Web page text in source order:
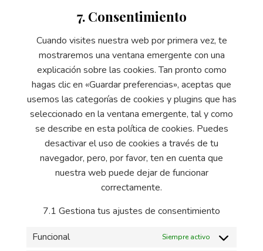
7. Consentimiento
Cuando visites nuestra web por primera vez, te
mostraremos una ventana emergente con una
explicación sobre las cookies. Tan pronto como
hagas clic en «Guardar preferencias», aceptas que
usemos las categorías de cookies y plugins que has
seleccionado en la ventana emergente, tal y como
se describe en esta política de cookies. Puedes
desactivar el uso de cookies a través de tu
navegador, pero, por favor, ten en cuenta que
nuestra web puede dejar de funcionar
correctamente.
7.1 Gestiona tus ajustes de consentimiento
Funcional Siempre activo